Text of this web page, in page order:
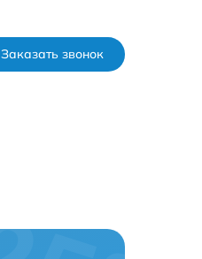
Заказать звонок